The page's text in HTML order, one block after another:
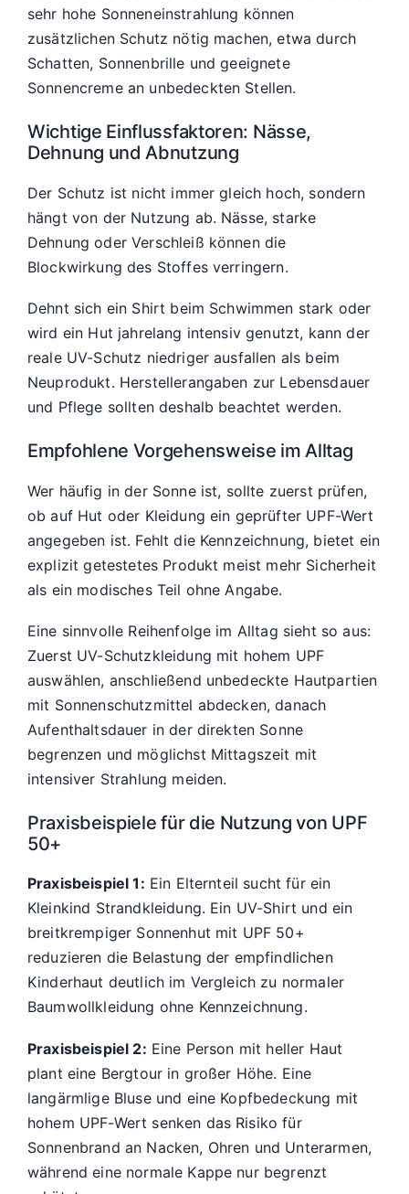
sehr hohe Sonneneinstrahlung können
zusätzlichen Schutz nötig machen, etwa durch
Schatten, Sonnenbrille und geeignete
Sonnencreme an unbedeckten Stellen.
Wichtige Einflussfaktoren: Nässe,
Dehnung und Abnutzung
Der Schutz ist nicht immer gleich hoch, sondern
hängt von der Nutzung ab. Nässe, starke
Dehnung oder Verschleiß können die
Blockwirkung des Stoffes verringern.
Dehnt sich ein Shirt beim Schwimmen stark oder
wird ein Hut jahrelang intensiv genutzt, kann der
reale UV-Schutz niedriger ausfallen als beim
Neuprodukt. Herstellerangaben zur Lebensdauer
und Pflege sollten deshalb beachtet werden.
Empfohlene Vorgehensweise im Alltag
Wer häufig in der Sonne ist, sollte zuerst prüfen,
ob auf Hut oder Kleidung ein geprüfter UPF-Wert
angegeben ist. Fehlt die Kennzeichnung, bietet ein
explizit getestetes Produkt meist mehr Sicherheit
als ein modisches Teil ohne Angabe.
Eine sinnvolle Reihenfolge im Alltag sieht so aus:
Zuerst UV-Schutzkleidung mit hohem UPF
auswählen, anschließend unbedeckte Hautpartien
mit Sonnenschutzmittel abdecken, danach
Aufenthaltsdauer in der direkten Sonne
begrenzen und möglichst Mittagszeit mit
intensiver Strahlung meiden.
Praxisbeispiele für die Nutzung von UPF
50+
Praxisbeispiel 1: Ein Elternteil sucht für ein
Kleinkind Strandkleidung. Ein UV-Shirt und ein
breitkrempiger Sonnenhut mit UPF 50+
reduzieren die Belastung der empfindlichen
Kinderhaut deutlich im Vergleich zu normaler
Baumwollkleidung ohne Kennzeichnung.
Praxisbeispiel 2: Eine Person mit heller Haut
plant eine Bergtour in großer Höhe. Eine
langärmlige Bluse und eine Kopfbedeckung mit
hohem UPF-Wert senken das Risiko für
Sonnenbrand an Nacken, Ohren und Unterarmen,
während eine normale Kappe nur begrenzt